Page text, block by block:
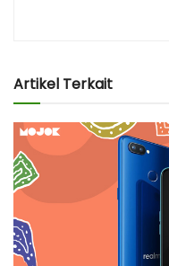
Artikel Terkait